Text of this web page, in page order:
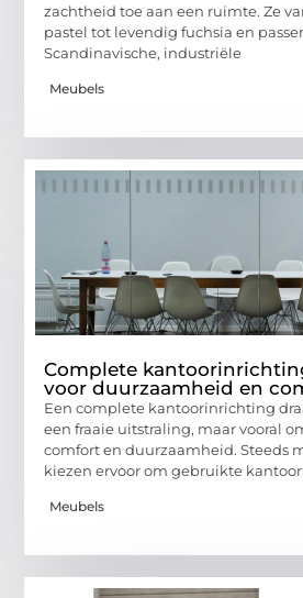
zachtheid toe aan een ruimte. Ze
pastel tot levendig fuchsia en
Scandinavische, industriële
Meubels
Complete
voor duurzaamheid en
Een complete kantoorinrichting
een fraaie uitstraling, maar vooral
comfort en duurzaamheid. Steeds
kiezen ervoor om gebruikte
Meubels